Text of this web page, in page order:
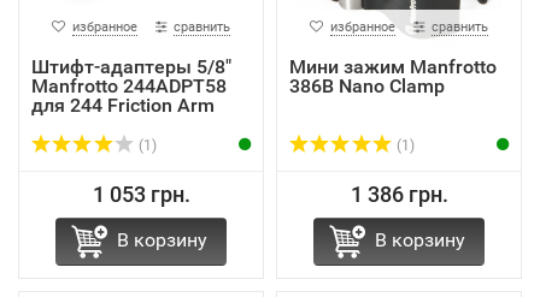
избранное сравнить
Штифт-адаптеры 5/8"
Manfrotto 244ADPT58
для 244 Friction Arm
(1)
1 053 грн.
В корзину
избранное сравнить
Мини зажим Manfrotto
386B Nano Clamp
(1)
1 386 грн.
В корзину